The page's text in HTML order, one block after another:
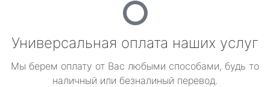
Универсальная оплата наших услуг
Мы берем оплату от Вас любыми способами, будь то
наличный или безналиный перевод.